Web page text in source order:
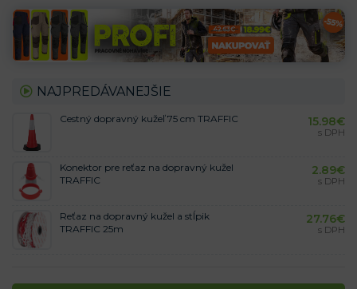
NAJPREDÁVANEJŠIE
Cestný dopravný kužeľ 75 cm TRAFFIC 15.98€
s DPH
Konektor pre reťaz na dopravný kužel
TRAFFIC
2.89€
s DPH
Reťaz na dopravný kužel a stĺpik
TRAFFIC 25m
27.76€
s DPH